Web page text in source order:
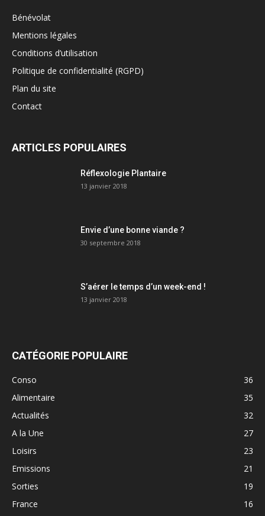
Bénévolat
Mentions légales
Conditions d’utilisation
Politique de confidentialité (RGPD)
Plan du site
Contact
ARTICLES POPULAIRES
Réflexologie Plantaire
13 janvier 2018
Envie d’une bonne viande ?
30 septembre 2018
S’aérer le temps d’un week-end !
13 janvier 2018
CATÉGORIE POPULAIRE
Conso
36
Alimentaire
35
Actualités
32
A la Une
27
Loisirs
23
Emissions
21
Sorties
19
France
16